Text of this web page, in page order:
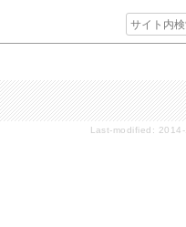
Last-modified: